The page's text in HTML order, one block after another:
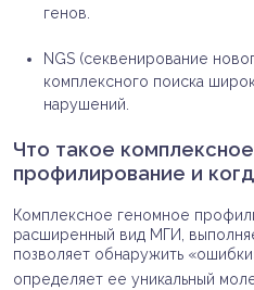
генов.
NGS (секвенирование
комплексного поиска
нарушений.
Что такое
профилирование и
Комплексное геномное
расширенный вид МГИ,
позволяет обнаружить
определяет ее уникальный